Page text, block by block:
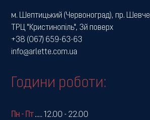
м. Шептицький (Червоноград), пр.
ТРЦ "Кристинопіль", 3й поверх
+38 (067) 659-63-63
info@arlette.com.ua
Години роботи:
Пн - Пт..... 12.00 - 22.00